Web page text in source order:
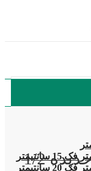
برچسب محصول: قیمت حدیده 1/2